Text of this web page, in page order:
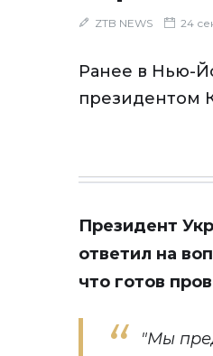
ZTB NEWS 24
Ранее в Нью-
президентом
Президент
ответил на
что готов
"Мы